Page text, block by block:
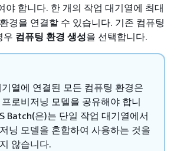
야 합니다. 한 개의 작업 대기열에 최대
경을 연결할 수 있습니다. 기존 컴퓨팅
우 컴퓨팅 환경 생성을 선택합니다.
열에 연결된 모든 컴퓨팅 환경은
로비저닝 모델을 공유해야 합니
Batch(은)는 단일 작업 대기열에서
닝 모델을 혼합하여 사용하는 것을
않습니다.